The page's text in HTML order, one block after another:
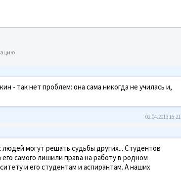
- так нет проблем: она сама никогда не училась и,
02.04.2013 16:21
могут решать судьбы других... Студентов
самого лишили права на работу в родном
и его студентам и аспирантам. А наших